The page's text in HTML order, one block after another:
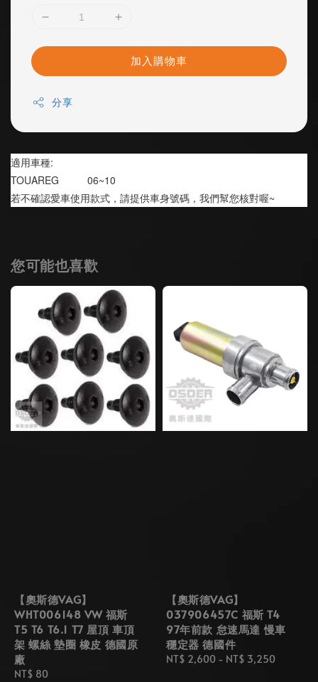
加入購物車
分享
適用車種:
TOUAREG          06~10
若不確認愛車使用款式，請提供車身號碼，我們幫您核對喔~
您可能也喜歡
【奧斯德VAG】
WHT006148 VW 福斯
T5 T6 T6.1 T7 屋頂 車頂
架 螺絲 墊圈 橡皮 德國原
廠
Regular
NT$ 80
【奧斯德VAG】
037906457C 福斯 T4
97年前款 怠速馬達 慢車
穩定器 德國件
Regular
NT$ 2,600 - NT$ 3,250